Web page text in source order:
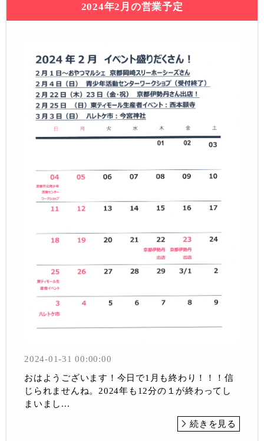
2024年2月の営業予定
2024-01-31 00:00:00
おはようございます！今日で1月も終わり！！！信
じられませんね。2024年も12分の１が終わってし
まいまし...
続きを見る